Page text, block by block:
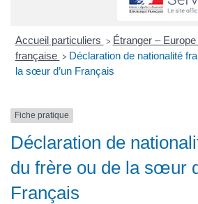
Accueil particuliers > Étranger – Europe
française > Déclaration de nationalité
la sœur d’un Français
Fiche pratique
Déclaration de
du frère ou de la sœur
Français